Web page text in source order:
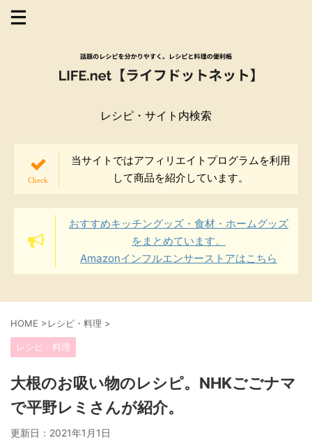
レシピ・サイト内検索
当サイトではアフィリエイトプログラムを利用
して商品を紹介しています。
おすすめキッチングッズ・食材・ホームグッズ
をまとめています。
Amazonインフルエンサーストアはこちら
HOME >レシピ・料理 >
レシピ・料理
大根のお吸い物のレシピ。NHKごごナマ
で平野レミさんが紹介。
更新日： 2021年1月1日